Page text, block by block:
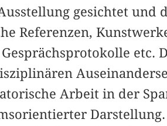
gesichtet und
Referenzen,
etc.
Arbeit in der